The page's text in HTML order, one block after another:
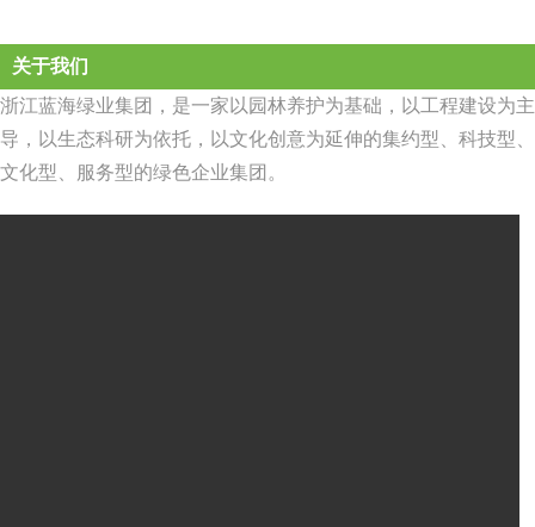
关于我们
浙江蓝海绿业集团，是一家以园林养护为基础，以工程建设为主
导，以生态科研为依托，以文化创意为延伸的集约型、科技型、
文化型、服务型的绿色企业集团。